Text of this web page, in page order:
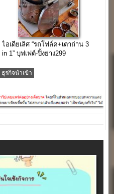
ไอเดียเลิศ “รถโฟล์ค+เตาถ่าน 3
in 1” บุฟเฟต์-ปิ้งย่าง299
ธุรกิจนำเข้า